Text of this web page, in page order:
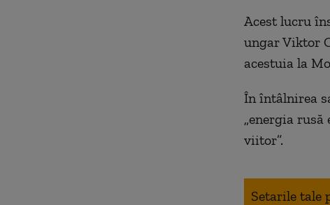
Acest lucru
ungar Viktor
acestuia la
În întâlnirea
„energia
viitor”.
Setarile tale